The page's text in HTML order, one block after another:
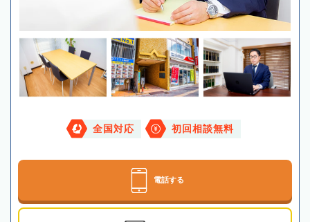
全国対応 初回相談無料
電話する